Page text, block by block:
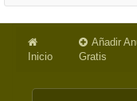
Inicio
Añadir
Gratis